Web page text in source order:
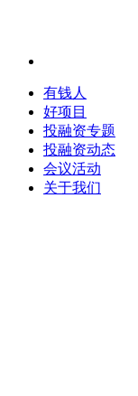
有钱人
好项目
投融资专题
投融资动态
会议活动
关于我们